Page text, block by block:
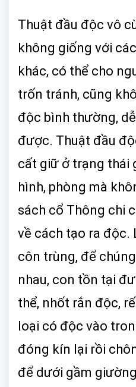
Thuật đầu độc vô
không giống với
khác, có thể cho
trốn tránh, cũng
độc bình thường,
được. Thuật đầu
cất giữ ở trạng thái
hình, phòng mà
sách cổ Thông chi
về cách tạo ra độc.
côn trùng, để
nhau, con tồn tại
thể, nhốt rắn độc,
loại có độc vào
đóng kín lại rồi
để dưới gầm